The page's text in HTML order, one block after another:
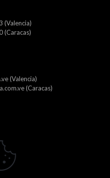
(Valencia)
(Caracas)
(Valencia)
(Caracas)